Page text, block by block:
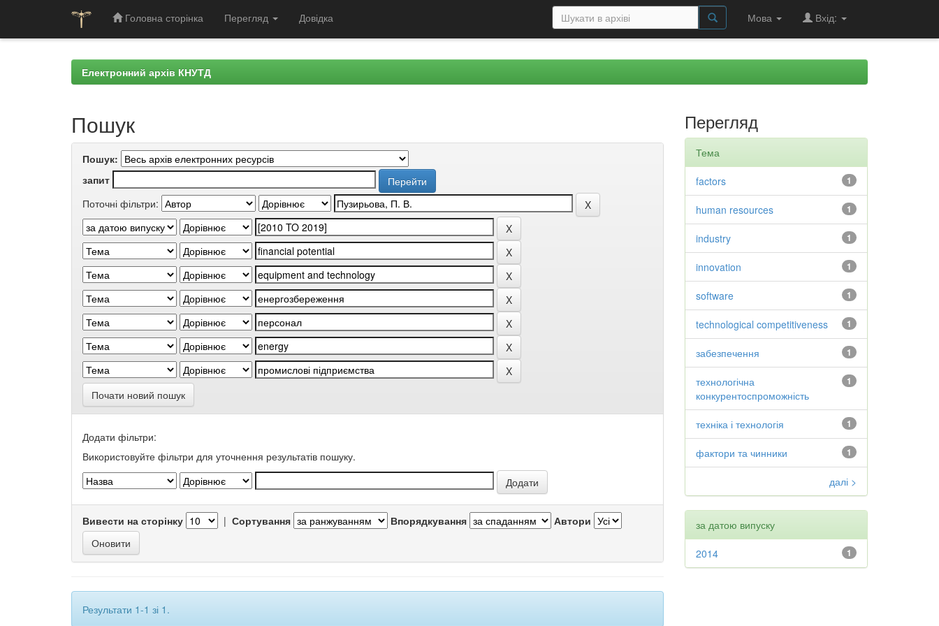
Головна сторінка Перегляд Довідка Мова Вхід:
Електронний архів КНУТД
Пошук
Пошук:
запит
Поточні фільтри:
Почати новий пошук
Додати фільтри:
Використовуйте фільтри для уточнення результатів пошуку.
Вивести на сторінку | Сортування Впорядкування Автори
Результати 1-1 зі 1.
Перегляд
Тема
1
factors
1
human resources
1
industry
1
innovation
1
software
1
technological competitiveness
1
забезпечення
1
технологічна
конкурентоспроможність
1
техніка і технологія
1
фактори та чинники
далі >
за датою випуску
1
2014